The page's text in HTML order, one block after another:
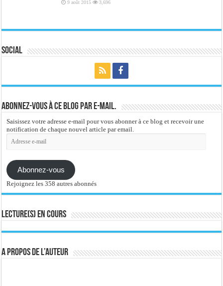
9 août 2015 3,696
Social
Abonnez-vous à ce blog par e-mail.
Saisissez votre adresse e-mail pour vous abonner à ce blog et recevoir une
notification de chaque nouvel article par email.
Adresse
e-
Abonnez-vous
Rejoignez les 358 autres abonnés
Lecture(s) en cours
A propos de l’auteur